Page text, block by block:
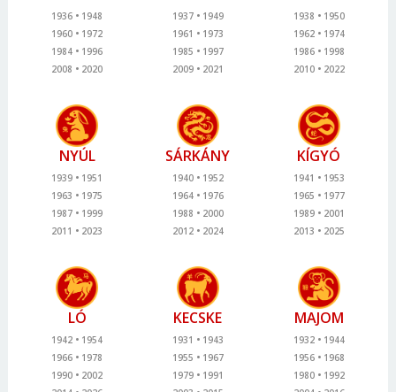
1936
1948
1960
1972
1984
1996
2008
2020
1937
1949
1961
1973
1985
1997
2009
2021
1938
1950
1962
1974
1986
1998
2010
2022
NYÚL
1939
1951
1963
1975
1987
1999
2011
2023
SÁRKÁNY
1940
1952
1964
1976
1988
2000
2012
2024
KÍGYÓ
1941
1953
1965
1977
1989
2001
2013
2025
LÓ
1942
1954
1966
1978
1990
2002
KECSKE
1931
1943
1955
1967
1979
1991
MAJOM
1932
1944
1956
1968
1980
1992